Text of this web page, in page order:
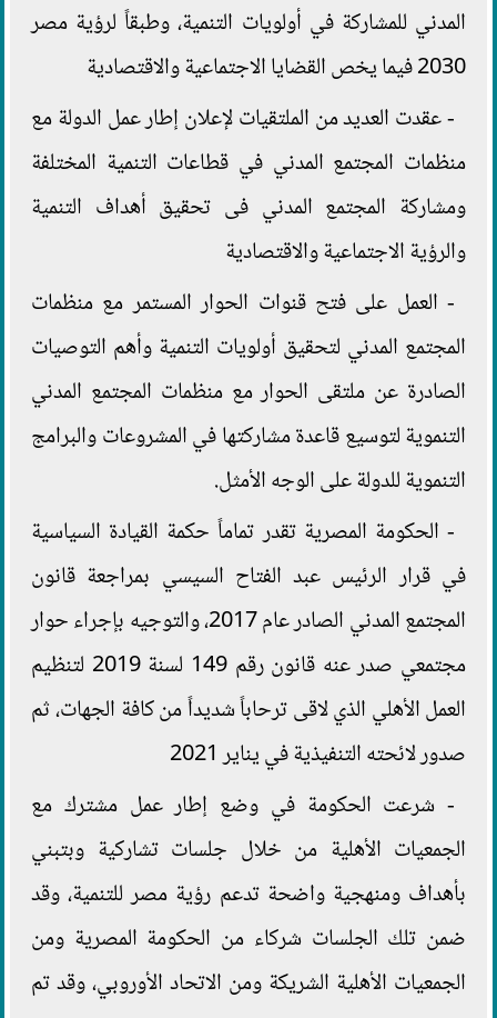
المدني للمشاركة في أولويات التنمية، وطبقاً لرؤية مصر
2030 فيما يخص القضايا الاجتماعية والاقتصادية
- عقدت العديد من الملتقيات لإعلان إطار عمل الدولة مع
منظمات المجتمع المدني في قطاعات التنمية المختلفة
ومشاركة المجتمع المدني فى تحقيق أهداف التنمية
والرؤية الاجتماعية والاقتصادية
- العمل على فتح قنوات الحوار المستمر مع منظمات
المجتمع المدني لتحقيق أولويات التنمية وأهم التوصيات
الصادرة عن ملتقى الحوار مع منظمات المجتمع المدني
التنموية لتوسيع قاعدة مشاركتها في المشروعات والبرامج
التنموية للدولة على الوجه الأمثل.
- الحكومة المصرية تقدر تماماً حكمة القيادة السياسية
في قرار الرئيس عبد الفتاح السيسي بمراجعة قانون
المجتمع المدني الصادر عام 2017، والتوجيه بإجراء حوار
مجتمعي صدر عنه قانون رقم 149 لسنة 2019 لتنظيم
العمل الأهلي الذي لاقى ترحاباً شديداً من كافة الجهات، ثم
صدور لائحته التنفيذية في يناير 2021
- شرعت الحكومة في وضع إطار عمل مشترك مع
الجمعيات الأهلية من خلال جلسات تشاركية وبتبني
بأهداف ومنهجية واضحة تدعم رؤية مصر للتنمية، وقد
ضمن تلك الجلسات شركاء من الحكومة المصرية ومن
الجمعيات الأهلية الشريكة ومن الاتحاد الأوروبي، وقد تم